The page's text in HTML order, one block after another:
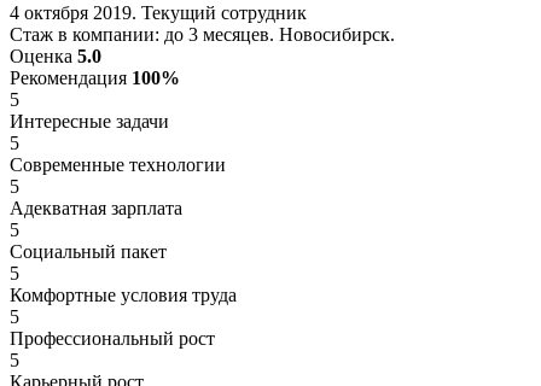
4 октября 2019. Текущий сотрудник
Стаж в компании: до 3 месяцев. Новосибирск.
Оценка 5.0
Рекомендация 100%
5
Интересные задачи
5
Современные технологии
5
Адекватная зарплата
5
Социальный пакет
5
Комфортные условия труда
5
Профессиональный рост
5
Карьерный рост